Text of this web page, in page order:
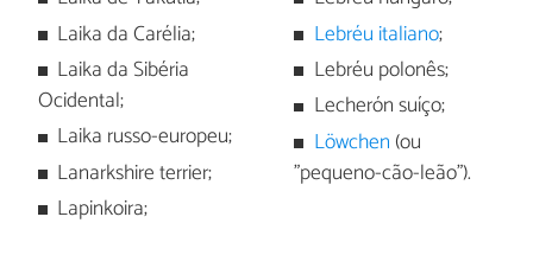
Laika da Carélia;
Laika da Sibéria
Ocidental;
Laika russo-europeu;
Lanarkshire terrier;
Lapinkoira;
Lebréu italiano;
Lebréu polonês;
Lecherón suíço;
Löwchen (ou
"pequeno-cão-leão").